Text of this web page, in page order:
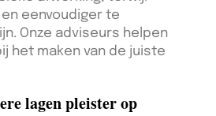
eenvoudiger te
Onze adviseurs helpen
het maken van de juiste
lagen pleister op